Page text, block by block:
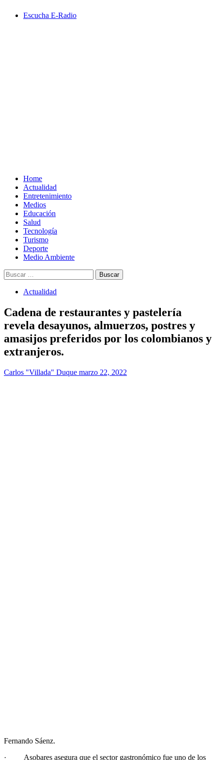
Escucha E-Radio
Home
Actualidad
Entretenimiento
Medios
Educación
Salud
Tecnología
Turismo
Deporte
Medio Ambiente
Buscar:
Actualidad
Cadena de restaurantes y pastelería
revela desayunos, almuerzos, postres y
amasijos preferidos por los colombianos y
extranjeros.
Carlos "Villada" Duque marzo 22, 2022
Fernando Sáenz.
· Asobares asegura que el sector gastronómico fue uno de los